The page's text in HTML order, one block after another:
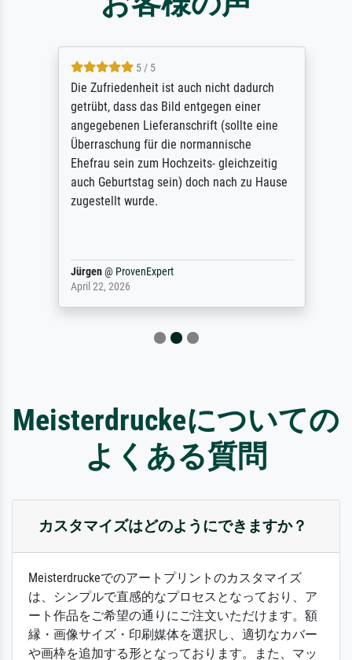
5 / 5
Die Zufriedenheit ist auch nicht dadurch
getrübt, dass das Bild entgegen einer
angegebenen Lieferanschrift (sollte eine
Überraschung für die normannische
Ehefrau sein zum Hochzeits- gleichzeitig
auch Geburtstag sein) doch nach zu Hause
zugestellt wurde.
Jürgen@ProvenExpert
April 22, 2026
Meisterdruckeについての
よくある質問
カスタマイズはどのようにできますか？
Meisterdruckeでのアートプリントのカスタマイズ
は、シンプルで直感的なプロセスとなっており、ア
ート作品をご希望の通りにご注文いただけます。額
縁・画像サイズ・印刷媒体を選択し、適切なカバー
や画枠を追加する形となっております。また、マッ